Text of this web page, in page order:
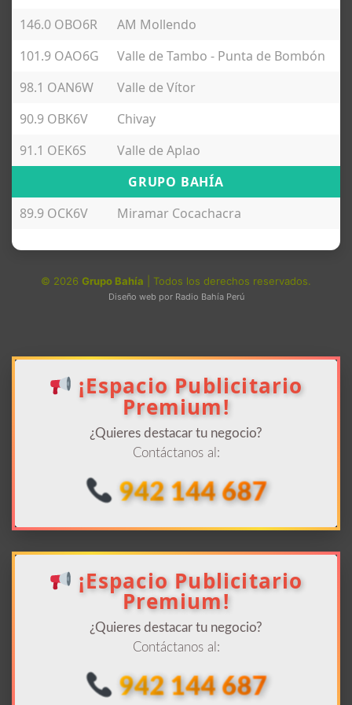
146.0 OBO6R
AM Mollendo
101.9 OAO6G
Valle de Tambo - Punta de Bombón
98.1 OAN6W
Valle de Vítor
90.9 OBK6V
Chivay
91.1 OEK6S
Valle de Aplao
GRUPO BAHÍA
89.9 OCK6V
Miramar Cocachacra
© 2026 Grupo Bahía | Todos los derechos reservados.
Diseño web por Radio Bahía Perú
¡Espacio Publicitario
Premium!
¿Quieres destacar tu negocio?
Contáctanos al:
942 144 687
¡Espacio Publicitario
Premium!
¿Quieres destacar tu negocio?
Contáctanos al:
942 144 687